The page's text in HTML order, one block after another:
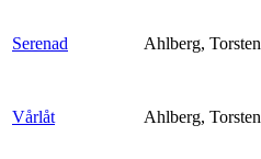
Serenad Ahlberg, Torsten
Vårlåt Ahlberg, Torsten